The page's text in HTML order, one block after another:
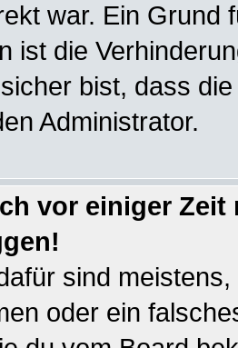
war. Ein Grund
ist die
bist, dass
Administrator.
vor einiger
sind
oder ein